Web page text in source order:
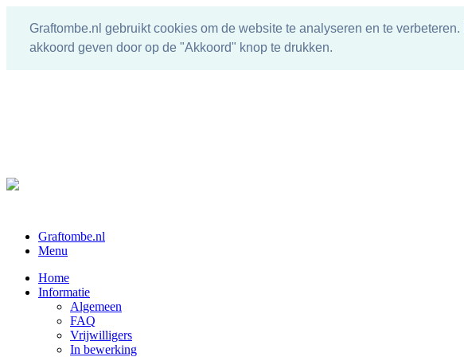
Graftombe.nl gebruikt cookies om de website te analyseren en te
akkoord geven door op de "Akkoord" knop te drukken.
Graftombe.nl
Menu
Home
Informatie
Algemeen
FAQ
Vrijwilligers
In bewerking